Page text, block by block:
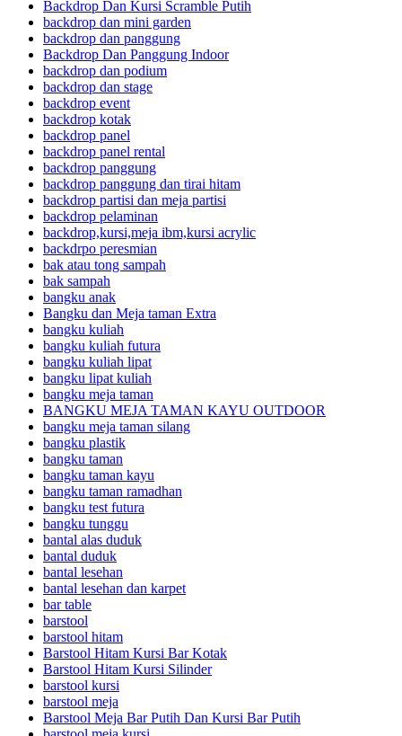
Backdrop Dan Kursi Scramble Putih
backdrop dan mini garden
backdrop dan panggung
Backdrop Dan Panggung Indoor
backdrop dan podium
backdrop dan stage
backdrop event
backdrop kotak
backdrop panel
backdrop panel rental
backdrop panggung
backdrop panggung dan tirai hitam
backdrop partisi dan meja partisi
backdrop pelaminan
backdrop,kursi,meja ibm,kursi acrylic
backdrpo peresmian
bak atau tong sampah
bak sampah
bangku anak
Bangku dan Meja taman Extra
bangku kuliah
bangku kuliah futura
bangku kuliah lipat
bangku lipat kuliah
bangku meja taman
BANGKU MEJA TAMAN KAYU OUTDOOR
bangku meja taman silang
bangku plastik
bangku taman
bangku taman kayu
bangku taman ramadhan
bangku test futura
bangku tunggu
bantal alas duduk
bantal duduk
bantal lesehan
bantal lesehan dan karpet
bar table
barstool
barstool hitam
Barstool Hitam Kursi Bar Kotak
Barstool Hitam Kursi Silinder
barstool kursi
barstool meja
Barstool Meja Bar Putih Dan Kursi Bar Putih